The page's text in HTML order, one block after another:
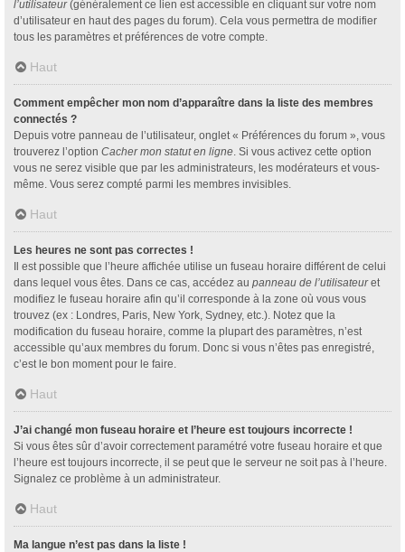
l’utilisateur(généralement ce lien est accessible en cliquant sur votre nom
d’utilisateur en haut des pages du forum). Cela vous permettra de modifier
tous les paramètres et préférences de votre compte.
Haut
Comment empêcher mon nom d’apparaître dans la liste des membres
connectés ?
Depuis votre panneau de l’utilisateur, onglet « Préférences du forum », vous
trouverez l’option Cacher mon statut en ligne . Si vous activez cette option
vous ne serez visible que par les administrateurs, les modérateurs et vous-
même. Vous serez compté parmi les membres invisibles.
Haut
Les heures ne sont pas correctes !
Il est possible que l’heure affichée utilise un fuseau horaire différent de celui
dans lequel vous êtes. Dans ce cas, accédez au panneau de l’utilisateuret
modifiez le fuseau horaire afin qu’il corresponde à la zone où vous vous
trouvez (ex : Londres, Paris, New York, Sydney, etc.). Notez que la
modification du fuseau horaire, comme la plupart des paramètres, n’est
accessible qu’aux membres du forum. Donc si vous n’êtes pas enregistré,
c’est le bon moment pour le faire.
Haut
J’ai changé mon fuseau horaire et l’heure est toujours incorrecte !
Si vous êtes sûr d’avoir correctement paramétré votre fuseau horaire et que
l’heure est toujours incorrecte, il se peut que le serveur ne soit pas à l’heure.
Signalez ce problème à un administrateur.
Haut
Ma langue n’est pas dans la liste !